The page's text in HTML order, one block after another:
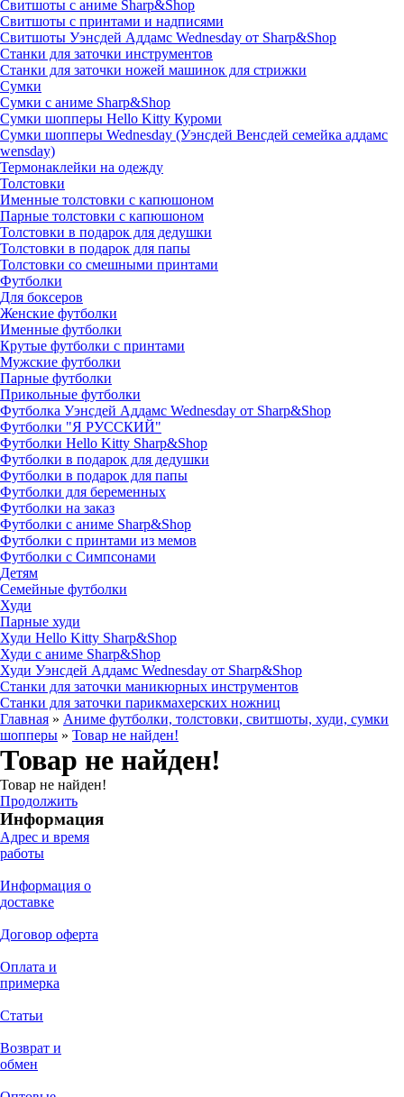
Свитшоты с аниме Sharp&Shop
Свитшоты с принтами и надписями
Свитшоты Уэнсдей Аддамс Wednesday от Sharp&Shop
Станки для заточки инструментов
Станки для заточки ножей машинок для стрижки
Сумки
Сумки с аниме Sharp&Shop
Сумки шопперы Hello Kitty Куроми
Сумки шопперы Wednesday (Уэнсдей Венсдей семейка аддамс
wensday)
Термонаклейки на одежду
Толстовки
Именные толстовки с капюшоном
Парные толстовки с капюшоном
Толстовки в подарок для дедушки
Толстовки в подарок для папы
Толстовки со смешными принтами
Футболки
Для боксеров
Женские футболки
Именные футболки
Крутые футболки с принтами
Мужские футболки
Парные футболки
Прикольные футболки
Футболка Уэнсдей Аддамс Wednesday от Sharp&Shop
Футболки "Я РУССКИЙ"
Футболки Hello Kitty Sharp&Shop
Футболки в подарок для дедушки
Футболки в подарок для папы
Футболки для беременных
Футболки на заказ
Футболки с аниме Sharp&Shop
Футболки с принтами из мемов
Футболки с Симпсонами
Детям
Семейные футболки
Худи
Парные худи
Худи Hello Kitty Sharp&Shop
Худи с аниме Sharp&Shop
Худи Уэнсдей Аддамс Wednesday от Sharp&Shop
Станки для заточки маникюрных инструментов
Станки для заточки парикмахерских ножниц
Главная » Аниме футболки, толстовки, свитшоты, худи, сумки
шопперы » Товар не найден!
Товар не найден!
Товар не найден!
Продолжить
Информация
Адрес и время
работы
Информация о
доставке
Договор оферта
Оплата и
примерка
Статьи
Возврат и
обмен